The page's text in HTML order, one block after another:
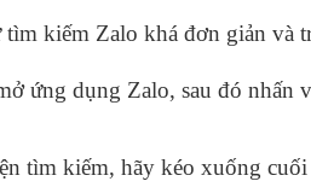
kiếm Zalo khá đơn giản và
ứng dụng Zalo, sau đó nhấn
tìm kiếm, hãy kéo xuống cuối